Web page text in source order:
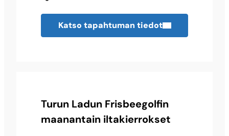
Katso tapahtuman tiedot
Turun Ladun Frisbeegolfin
maanantain iltakierrokset